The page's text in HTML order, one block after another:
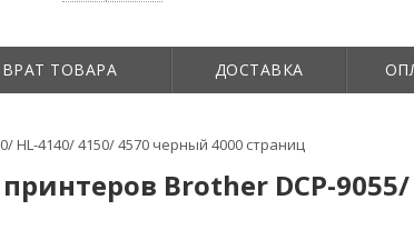
ТОВАРА ДОСТАВКА
HL-4140/ 4150/ 4570 черный 4000 страниц
Brother DCP-